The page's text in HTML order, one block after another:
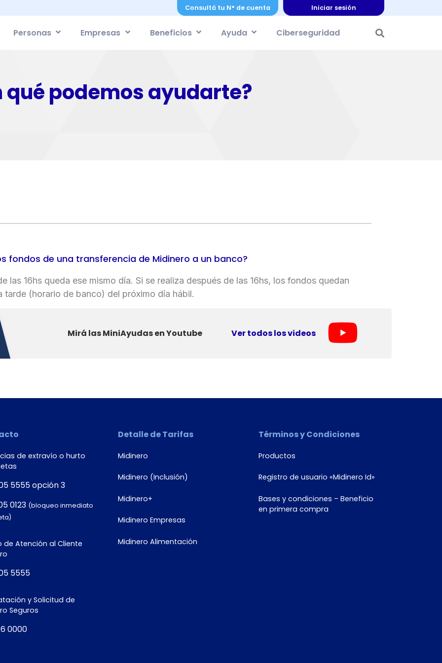
Consultá tu N° de cuenta Iniciar sesión
Personas Empresas Beneficios Ayuda Ciberseguridad
qué podemos ayudarte?
fondos de una transferencia de Midinero a un banco?
las 16hs queda ese mismo día. Si se realiza después de las 16hs, los fondos quedan
(horario de banco) del próximo día hábil.
Mirá las MiniAyudas en Youtube Ver todos los videos
de extravío o hurto
5555 opción 3
0123 (bloqueo inmediato
de Atención al Cliente
5555
y Solicitud de
Seguros
0000
Detalle de Tarifas
Midinero
Midinero (Inclusión)
Midinero+
Midinero Empresas
Midinero Alimentación
Términos y Condiciones
Productos
Registro de usuario «Midinero Id»
Bases y condiciones – Beneficio
en primera compra